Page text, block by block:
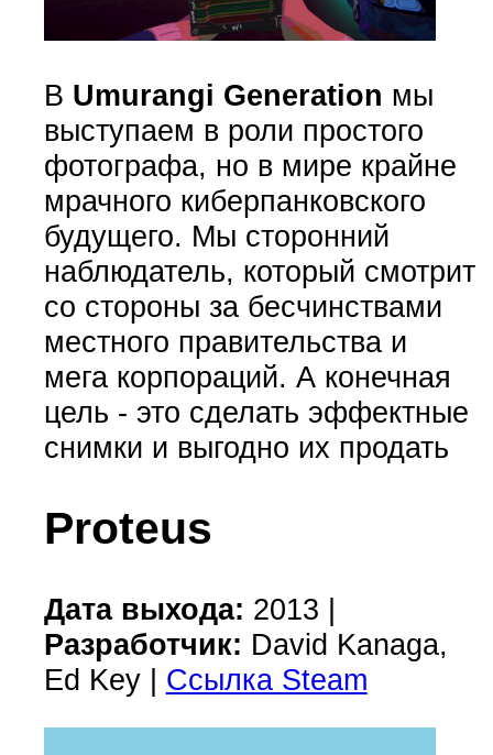
В Umurangi Generation мы
выступаем в роли простого
фотографа, но в мире крайне
мрачного киберпанковского
будущего. Мы сторонний
наблюдатель, который смотрит
со стороны за бесчинствами
местного правительства и
мега корпораций. А конечная
цель - это сделать эффектные
снимки и выгодно их продать
Proteus
Дата выхода: 2013 |
Разработчик: David Kanaga,
Ed Key | Ссылка Steam